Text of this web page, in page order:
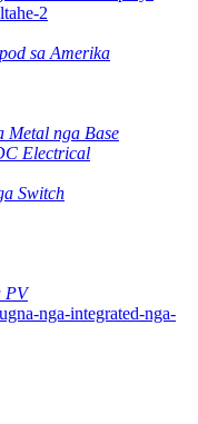
sa Amerika
Metal nga Base
Electrical
Switch
PV